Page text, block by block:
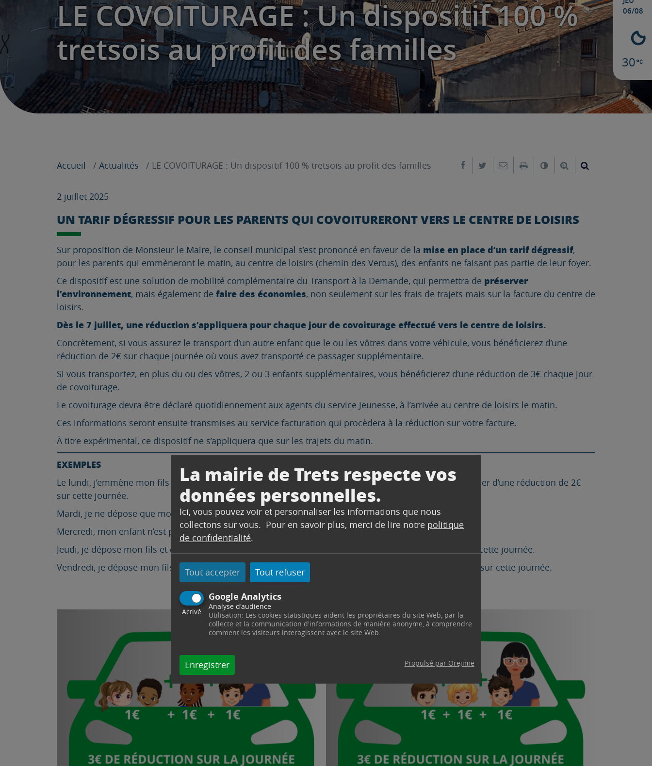
La mairie de Trets respecte vos
données personnelles.
Ici, vous pouvez voir et personnaliser les informations que nous
collectons sur vous. Pour en savoir plus, merci de lire notre politique
de confidentialité.
Tout accepter Tout refuser
Google Analytics
Activé
Analyse d'audience
Utilisation: Les cookies statistiques aident les propriétaires du site Web, par la
collecte et la communication d'informations de manière anonyme, à comprendre
comment les visiteurs interagissent avec le site Web.
Enregistrer Propulsé par Orejime
06/08
30
LE COVOITURAGE : Un dispositif 100 %
tretsois au profit des familles
Accueil Actualités LE COVOITURAGE : Un dispositif 100 % tretsois au profit des familles Partager sur Facebook
Partager sur Twitter
Envoyer par e-mail
ImprimerChanger le contraste
Agrandir le texte
2 juillet 2025
UN TARIF DÉGRESSIF POUR LES PARENTS QUI COVOITURERONT VERS LE CENTRE DE LOISIRS
Sur proposition de Monsieur le Maire, le conseil municipal s’est prononcé en faveur de la mise en place d’un tarif dégressif,
pour les parents qui emmèneront le matin, au centre de loisirs (chemin des Vertus), des enfants ne faisant pas partie de leur foyer.
Ce dispositif est une solution de mobilité complémentaire du Transport à la Demande, qui permettra de préserver
l’environnement, mais également de faire des économies, non seulement sur les frais de trajets mais sur la facture du centre de
loisirs.
Dès le 7 juillet, une réduction s’appliquera pour chaque jour de covoiturage effectué vers le centre de loisirs.
Concrètement, si vous assurez le transport d’un autre enfant que le ou les vôtres dans votre véhicule, vous bénéficierez d’une
réduction de 2€ sur chaque journée où vous avez transporté ce passager supplémentaire.
Si vous transportez, en plus du ou des vôtres, 2 ou 3 enfants supplémentaires, vous bénéficierez d’une réduction de 3€ chaque jour
de covoiturage.
Le covoiturage devra être déclaré quotidiennement aux agents du service Jeunesse, à l’arrivée au centre de loisirs le matin.
Ces informations seront ensuite transmises au service facturation qui procèdera à la réduction sur votre facture.
À titre expérimental, ce dispositif ne s’appliquera que sur les trajets du matin.
EXEMPLES
Le lundi, j’emmène mon fils et un camarade au centre de loisirs. Je le signale aux agents. Je vais bénéficier d’une réduction de 2€
sur cette journée.
Mardi, je ne dépose que mon enfant, je ne bénéficie pas d’une réduction sur cette journée.
Mercredi, mon enfant n’est pas inscrit au centre de loisirs, je ne bénéficie pas d’une réduction.
Jeudi, je dépose mon fils et deux camarades au centre de loisirs. Je bénéficie d’une réduction de 3€ sur cette journée.
Vendredi, je dépose mon fils et trois autres enfants au centre de loisirs. Je bénéficie de 3€ de réduction sur cette journée.